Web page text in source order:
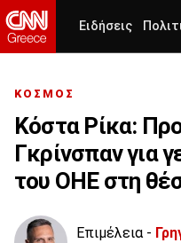
Ειδήσεις
ΚΟΣΜΟΣ
Κόστα Ρίκα:
Γκρίνσπαν για
του ΟΗΕ στη
Επιμέλεια -